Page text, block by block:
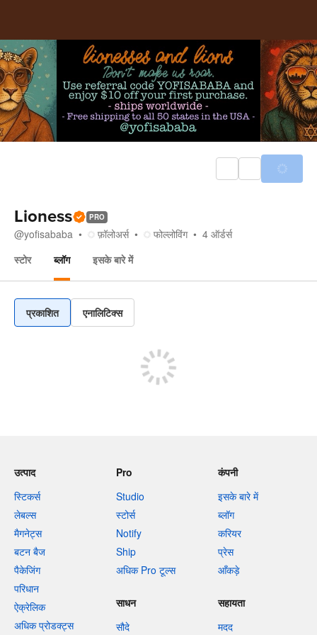
Lioness PRO
@yofisababa फ़ॉलोअर्स फोल्लोविंग 4 ऑर्डर्स
स्टोर
ब्लॉग इसके बारे में
प्रकाशित एनालिटिक्स
उत्पाद
स्टिकर्स
लेबल्स
मैगनेट्स
बटन बैज
पैकेजिंग
परिधान
ऐक्रेलिक
अधिक प्रोडक्ट्स
Pro
Studio
स्टोर्स
Notify
Ship
अधिक Pro टूल्स
कंपनी
इसके बारे में
ब्लॉग
करियर
प्रेस
आँकड़े
साधन
सौदे
सहायता
मदद